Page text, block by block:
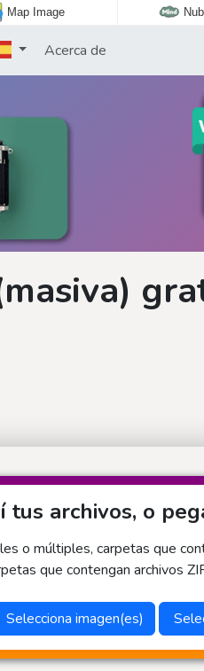
Map Image
Acerca de
tus archivos, o
o múltiples, carpetas que
que contengan archivos
Selecciona imagen(es)